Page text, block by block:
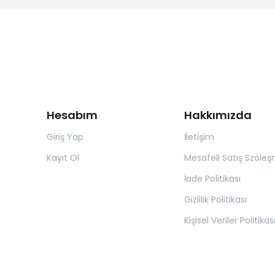
Hesabım
Giriş Yap
Kayıt Ol
Hakkımızda
İletişim
Mesafeli Satış
İade Politikası
Gizlilik Politikası
Kişisel Veriler Politikası